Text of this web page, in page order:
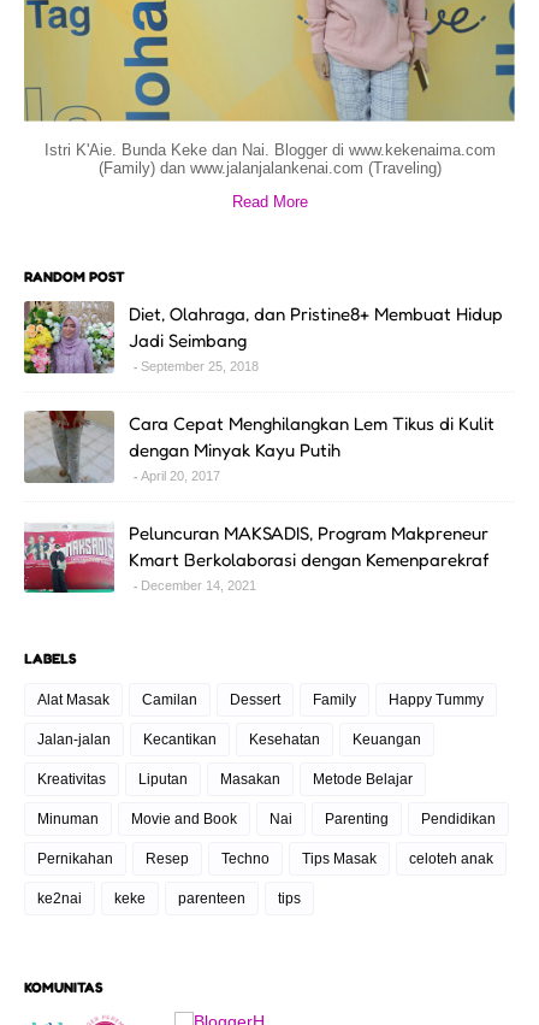
Istri K'Aie. Bunda Keke dan Nai. Blogger di www.kekenaima.com
(Family) dan www.jalanjalankenai.com (Traveling)
Read More
RANDOM POST
Diet, Olahraga, dan Pristine8+ Membuat Hidup
Jadi Seimbang
September 25, 2018
Cara Cepat Menghilangkan Lem Tikus di Kulit
dengan Minyak Kayu Putih
April 20, 2017
Peluncuran MAKSADIS, Program Makpreneur
Kmart Berkolaborasi dengan Kemenparekraf
December 14, 2021
LABELS
Alat Masak Camilan Dessert Family Happy Tummy
Jalan-jalan Kecantikan Kesehatan Keuangan
Kreativitas Liputan Masakan Metode Belajar
Minuman Movie and Book Nai Parenting Pendidikan
Pernikahan Resep Techno Tips Masak celoteh anak
ke2nai keke parenteen tips
KOMUNITAS